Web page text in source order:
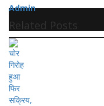
Admin
Related Posts